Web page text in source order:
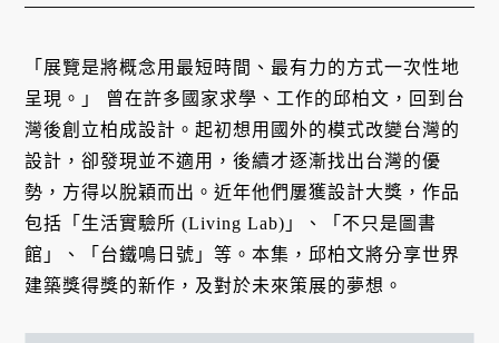
「展覽是將概念用最短時間、最有力的方式一次性地
呈現。」 曾在許多國家求學、工作的邱柏文，回到台
灣後創立柏成設計。起初想用國外的模式改變台灣的
設計，卻發現並不適用，後續才逐漸找出台灣的優
勢，方得以脫穎而出。近年他們屢獲設計大獎，作品
包括「生活實驗所 (Living Lab)」、「不只是圖書
館」、「台鐵鳴日號」等。本集，邱柏文將分享世界
建築獎得獎的新作，及對於未來策展的夢想。